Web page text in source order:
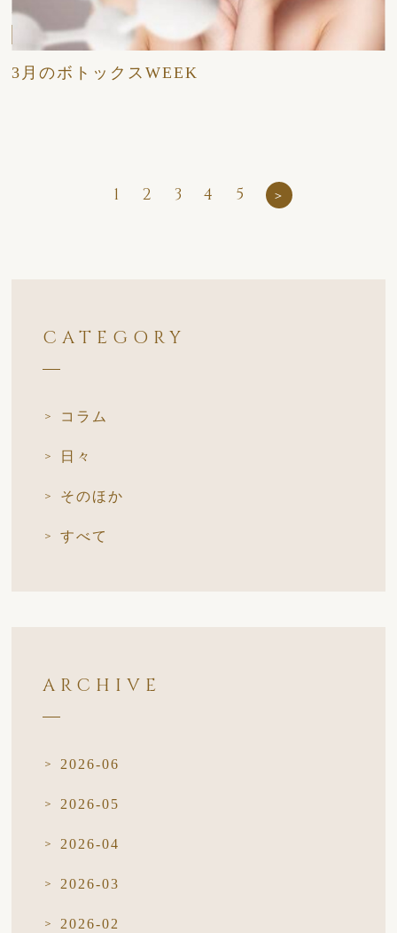
2026/03/16
日々
3月のボトックスWEEK
1 2 3 4 5 ＞
CATEGORY
コラム
日々
そのほか
すべて
ARCHIVE
2026-06
2026-05
2026-04
2026-03
2026-02